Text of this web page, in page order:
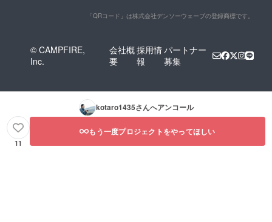
「QRコード」は株式会社デンソーウェーブの登録商標です。
© CAMPFIRE,
Inc.
会社概
要
採用情
報
パートナー
募集
kotaro1435さんへアンコール
11
もう一度プロジェクトをやってほしい